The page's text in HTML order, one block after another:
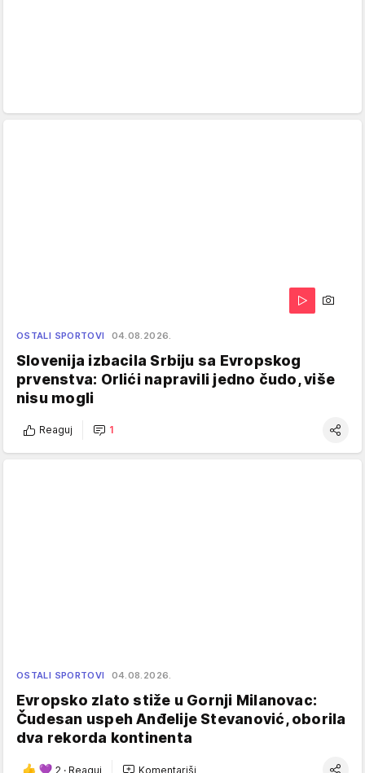
OSTALI SPORTOVI 04.08.2026.
Slovenija izbacila Srbiju sa Evropskog
prvenstva: Orlići napravili jedno čudo, više
nisu mogli
Reaguj 1
OSTALI SPORTOVI 04.08.2026.
Evropsko zlato stiže u Gornji Milanovac:
Čudesan uspeh Anđelije Stevanović, oborila
dva rekorda kontinenta
2 · Reaguj Komentariši